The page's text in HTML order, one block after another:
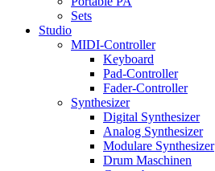
Sets
Studio
MIDI-Controller
Keyboard
Pad-Controller
Fader-Controller
Synthesizer
Digital Synthesizer
Analog Synthesizer
Modulare Synthesizer
Drum Maschinen